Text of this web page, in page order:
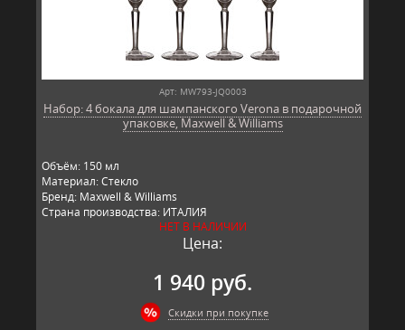
Арт: MW793-JQ0003
Набор: 4 бокала для шампанского Verona в подарочной
упаковке, Maxwell & Williams
Объём: 150 мл
Материал: Стекло
Бренд: Maxwell & Williams
Страна производства: ИТАЛИЯ
Страна ТМ: АвстралияНЕТ В НАЛИЧИИ
Цена:
1 940 руб.
Скидки при покупке